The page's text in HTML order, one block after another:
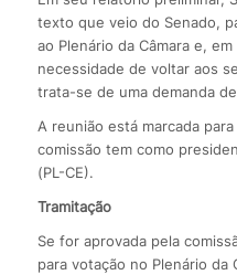
texto que veio do Senado,
ao Plenário da Câmara e,
necessidade de voltar aos
trata-se de uma demanda
A reunião está marcada
comissão tem como
(PL-CE).
Tramitação
Se for aprovada pela
para votação no Plenário da